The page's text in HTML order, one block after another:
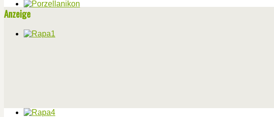
Anzeige